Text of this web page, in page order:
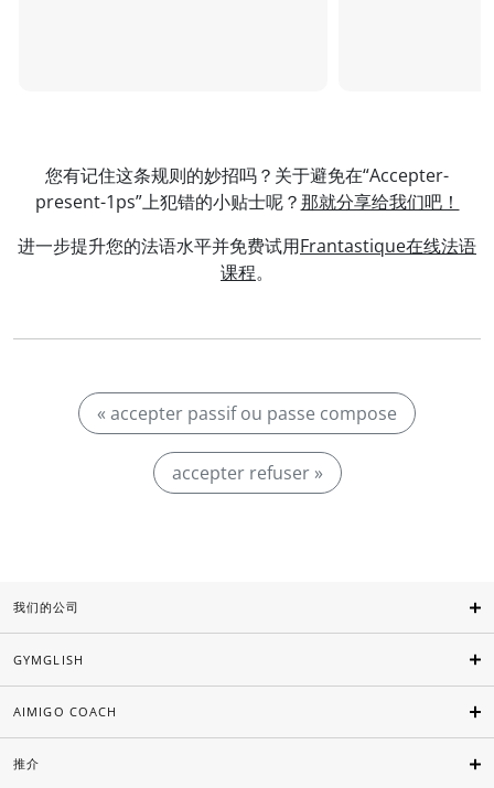
您有记住这条规则的妙招吗？关于避免在“Accepter-
present-1ps”上犯错的小贴士呢？那就分享给我们吧！
进一步提升您的法语水平并免费试用Frantastique在线法语
课程。
« accepter passif ou passe compose
accepter refuser »
我们的公司
GYMGLISH
AIMIGO COACH
推介